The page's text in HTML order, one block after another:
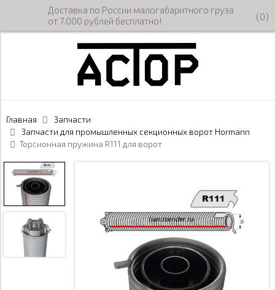
Доставка по России малогабаритного груза
от 7.000 рублей бесплатно!
(0)
Главная
Запчасти
Запчасти для промышленных секционных ворот Hormann
Торсионная пружина R111 для ворот